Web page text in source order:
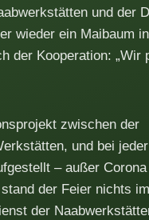
und der
wieder ein Maibaum
der Kooperation: „Wir
zwischen der
und bei jeder
– außer
der Feier nichts
der